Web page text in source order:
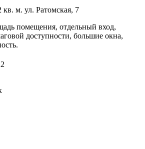
м. ул. Ратомская, 7
помещения, отдельный вход,
доступности, большие окна,